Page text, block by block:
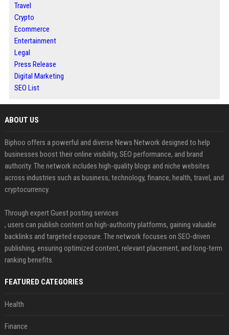
Travel
Crypto
Ecommerce
Entertainment
Legal
Press Release
Digital Marketing
SEO List
ABOUT US
Biphoo offers a powerful and diverse News Network designed to help
businesses boost their online visibility, SEO performance, and brand
authority. The network includes high-quality blogs and niche websites
across industries such as business, technology, finance, health, travel, and
cryptocurrency.
Through expert Guest posting services
, users can publish content on high-authority platforms, gaining valuable
backlinks and targeted exposure. The network focuses on SEO-driven
publishing, ensuring optimized content, relevant placement, and long-term
ranking benefits.
FEATURED CATEGORIES
Health
Finance